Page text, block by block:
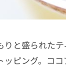
りと盛られた
ピング。ココ